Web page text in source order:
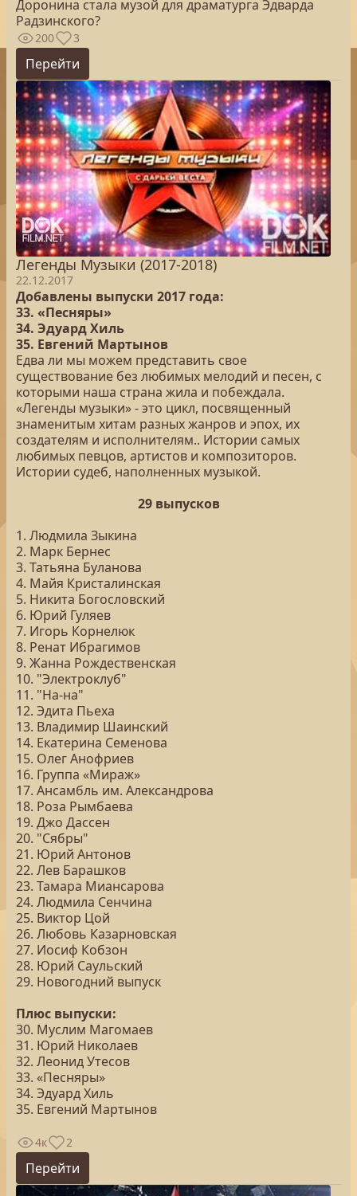
Доронина стала музой для драматурга Эдварда
Радзинского?
200 3
Перейти
Легенды Музыки (2017-2018)
22.12.2017
Добавлены выпуски 2017 года:
33. «Песняры»
34. Эдуард Хиль
35. Евгений Мартынов
Едва ли мы можем представить свое
существование без любимых мелодий и песен, с
которыми наша страна жила и побеждала.
«Легенды музыки» - это цикл, посвященный
знаменитым хитам разных жанров и эпох, их
создателям и исполнителям.. Истории самых
любимых певцов, артистов и композиторов.
Истории судеб, наполненных музыкой.
29 выпусков
1. Людмила Зыкина
2. Марк Бернес
3. Татьяна Буланова
4. Майя Кристалинская
5. Никита Богословский
6. Юрий Гуляев
7. Игорь Корнелюк
8. Ренат Ибрагимов
9. Жанна Рождественская
10. "Электроклуб"
11. "На-на"
12. Эдита Пьеха
13. Владимир Шаинский
14. Екатерина Семенова
15. Олег Анофриев
16. Группа «Мираж»
17. Ансамбль им. Александрова
18. Роза Рымбаева
19. Джо Дассен
20. "Сябры"
21. Юрий Антонов
22. Лев Барашков
23. Тамара Миансарова
24. Людмила Сенчина
25. Виктор Цой
26. Любовь Казарновская
27. Иосиф Кобзон
28. Юрий Саульский
29. Новогодний выпуск
Плюс выпуски:
30. Муслим Магомаев
31. Юрий Николаев
32. Леонид Утесов
33. «Песняры»
34. Эдуард Хиль
35. Евгений Мартынов
4к 2
Перейти